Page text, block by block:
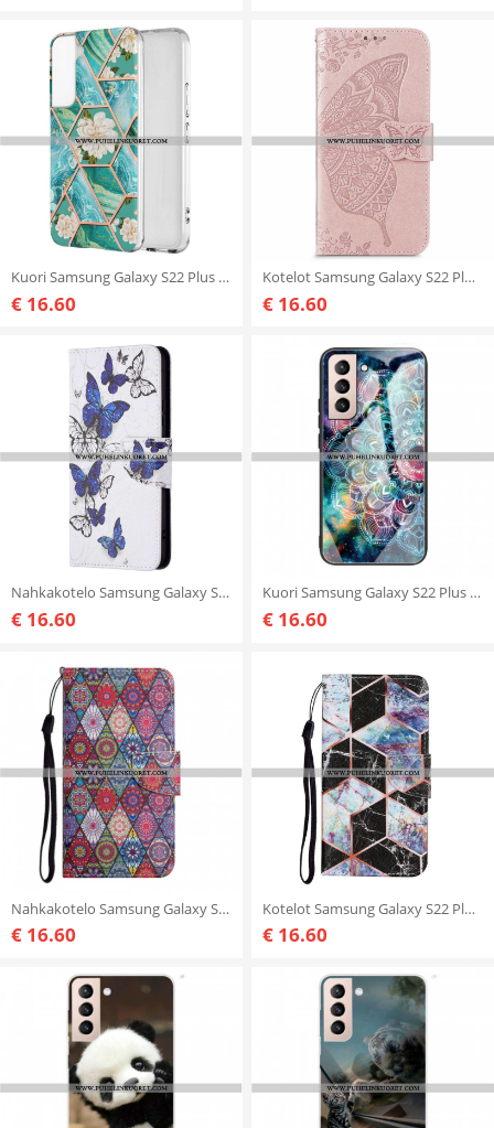
Kuori Samsung Galaxy S22 Plus 5G Marmoroitu Kukka
€ 16.60
Kotelot Samsung Galaxy S22 Plus 5G Butterfly Design Kaulanauhalla
€ 16.60
Nahkakotelo Samsung Galaxy S22 Plus 5G Perhosten Kuninkaat
€ 16.60
Kuori Samsung Galaxy S22 Plus 5G Mandala Karkaistu Lasi
€ 16.60
Nahkakotelo Samsung Galaxy S22 Plus 5G Värikäs Kuvakudoskuvio
€ 16.60
Kotelot Samsung Galaxy S22 Plus 5G Geometrinen Marmori
€ 16.60